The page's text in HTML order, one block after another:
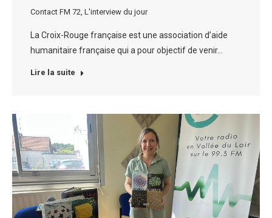
Contact FM 72 L'interview du jour
La Croix-Rouge française est une association d’aide
humanitaire française qui a pour objectif de venir…
Lire la suite